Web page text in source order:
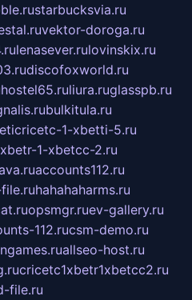
starbucksvia.ru
vektor-doroga.ru
lenasever.rulovinskix.ru
discofoxworld.ru
hostel65.ruliura.ruglasspb.ru
bulkitula.ru
1-xbetti-5.ru
1-xbetcc-2.ru
accounts112.ru
hahahaharms.ru
opsmgr.ruev-gallery.ru
112.rucsm-demo.ru
allseo-host.ru
cricetc1xbetr1xbetcc2.ru
file.ru